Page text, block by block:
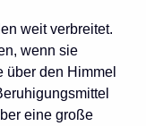
weit verbreitet.
wenn sie
über den Himmel
eine große